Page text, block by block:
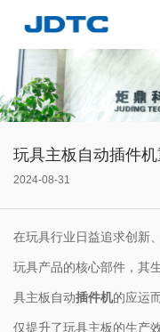
玩具主板自动插件
2024-08-31
在玩具行业日益追求创新
玩具产品的核心部件，其
具主板自动插件机的应运
仅提升了玩具主板的生产